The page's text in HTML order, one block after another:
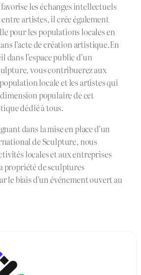
les échanges intellectuels
artistes, il crée également
pour les populations locales en
l’acte de création artistique.En
dans l’espace public d’un
vous contribuerez aux
locale et les artistes qui
populaire de cet
dédié à tous.
dans la mise en place d’un
de Sculpture, nous
locales et aux entreprises
propriété de sculptures
le biais d’un événement ouvert au